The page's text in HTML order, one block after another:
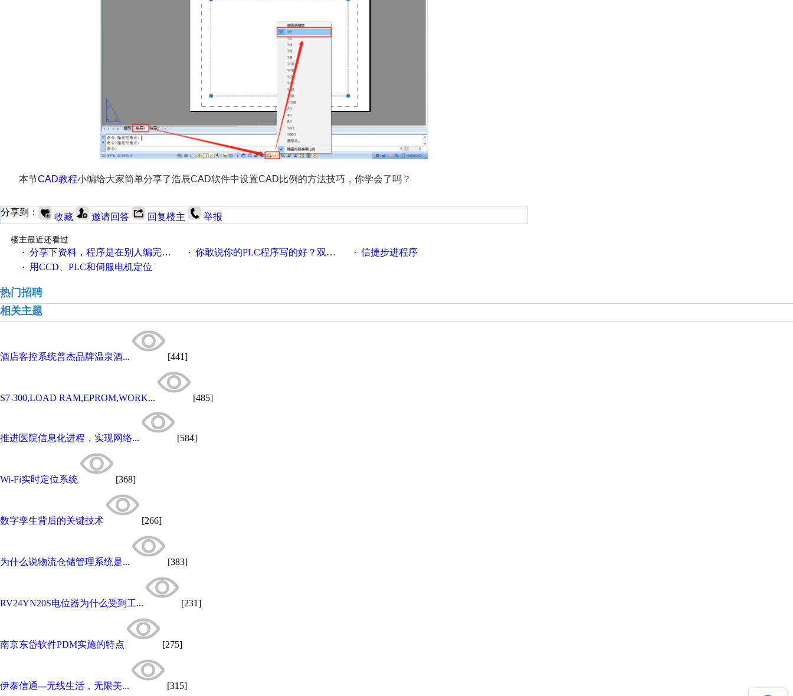
本节CAD教程小编给大家简单分享了浩辰CAD软件中设置CAD比例的方法技巧，你学会了吗？
分享到： 收藏 邀请回答 回复楼主 举报
楼主最近还看过
· 分享下资料，程序是在别人编完的基础上改的 · 你敢说你的PLC程序写的好？双伺服控制信捷PLC程序 · 信捷步进程序
· 用CCD、PLC和伺服电机定位
热门招聘
相关主题
酒店客控系统普杰品牌温泉酒... [441]
S7-300,LOAD RAM,EPROM,WORK... [485]
推进医院信息化进程，实现网络... [584]
Wi-Fi实时定位系统 [368]
数字孪生背后的关键技术 [266]
为什么说物流仓储管理系统是... [383]
RV24YN20S电位器为什么受到工... [231]
南京东岱软件PDM实施的特点 [275]
伊泰信通---无线生活，无限美... [315]